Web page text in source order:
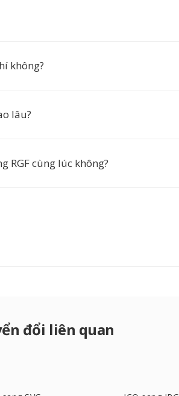
không?
lâu?
RGF cùng lúc không?
đổi liên quan